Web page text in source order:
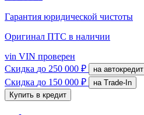
Гарантия юридической чистоты
Оригинал ПТС в наличии
vin VIN проверен
Скидка до 250 000 ₽ на автокредит
Скидка до 150 000 ₽
на Trade-In
Купить в кредит